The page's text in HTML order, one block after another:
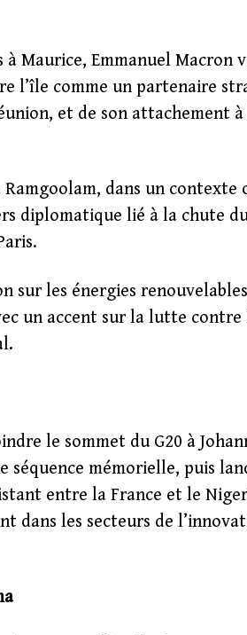
Maurice, Emmanuel Macron
l’île comme un partenaire
et de son attachement
dans un contexte
diplomatique lié à la chute
sur les énergies
un accent sur la lutte contre
le sommet du G20 à
séquence mémorielle, puis
entre la France et le
dans les secteurs de